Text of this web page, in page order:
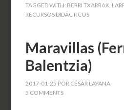
TAGGED WITH: BERRI TXARRAK,
RECURSOS DIDÁCTICOS
Maravillas
Balentzia)
2017-01-25 POR CÉSAR LAYANA
5 COMMENTS